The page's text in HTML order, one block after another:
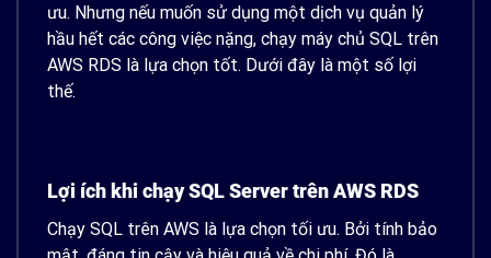
ưu. Nhưng nếu muốn sử dụng một dịch vụ quản lý
hầu hết các công việc nặng, chạy máy chủ SQL trên
AWS RDS là lựa chọn tốt. Dưới đây là một số lợi
thế.
Lợi ích khi chạy SQL Server trên AWS RDS
Chạy SQL trên AWS là lựa chọn tối ưu. Bởi tính bảo